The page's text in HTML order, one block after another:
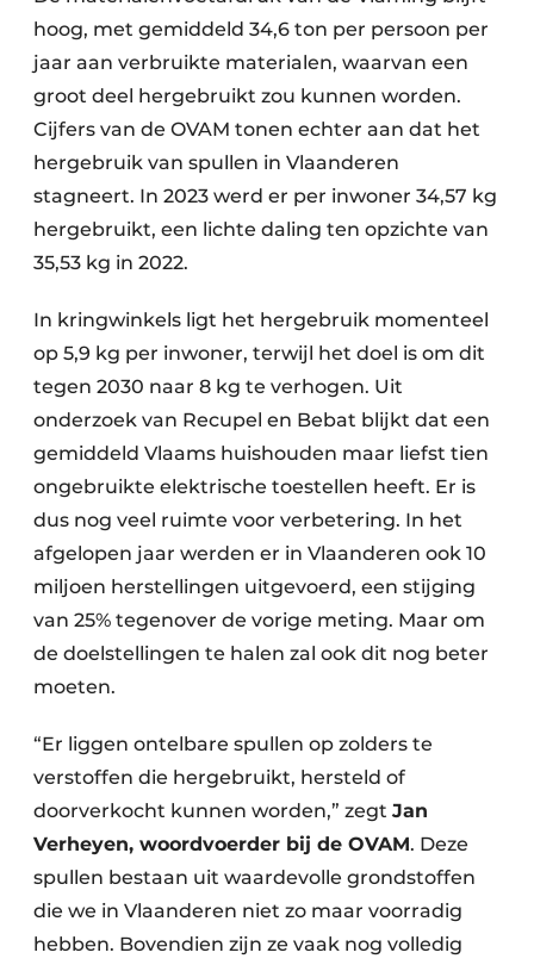
hoog, met gemiddeld 34,6 ton per persoon per
jaar aan verbruikte materialen, waarvan een
groot deel hergebruikt zou kunnen worden.
Cijfers van de OVAM tonen echter aan dat het
hergebruik van spullen in Vlaanderen
stagneert. In 2023 werd er per inwoner 34,57 kg
hergebruikt, een lichte daling ten opzichte van
35,53 kg in 2022.
In kringwinkels ligt het hergebruik momenteel
op 5,9 kg per inwoner, terwijl het doel is om dit
tegen 2030 naar 8 kg te verhogen. Uit
onderzoek van Recupel en Bebat blijkt dat een
gemiddeld Vlaams huishouden maar liefst tien
ongebruikte elektrische toestellen heeft. Er is
dus nog veel ruimte voor verbetering. In het
afgelopen jaar werden er in Vlaanderen ook 10
miljoen herstellingen uitgevoerd, een stijging
van 25% tegenover de vorige meting. Maar om
de doelstellingen te halen zal ook dit nog beter
moeten.
“Er liggen ontelbare spullen op zolders te
verstoffen die hergebruikt, hersteld of
doorverkocht kunnen worden,” zegt Jan
Verheyen, woordvoerder bij de OVAM. Deze
spullen bestaan uit waardevolle grondstoffen
die we in Vlaanderen niet zo maar voorradig
hebben. Bovendien zijn ze vaak nog volledig